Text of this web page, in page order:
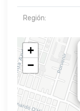
Región:
+
−